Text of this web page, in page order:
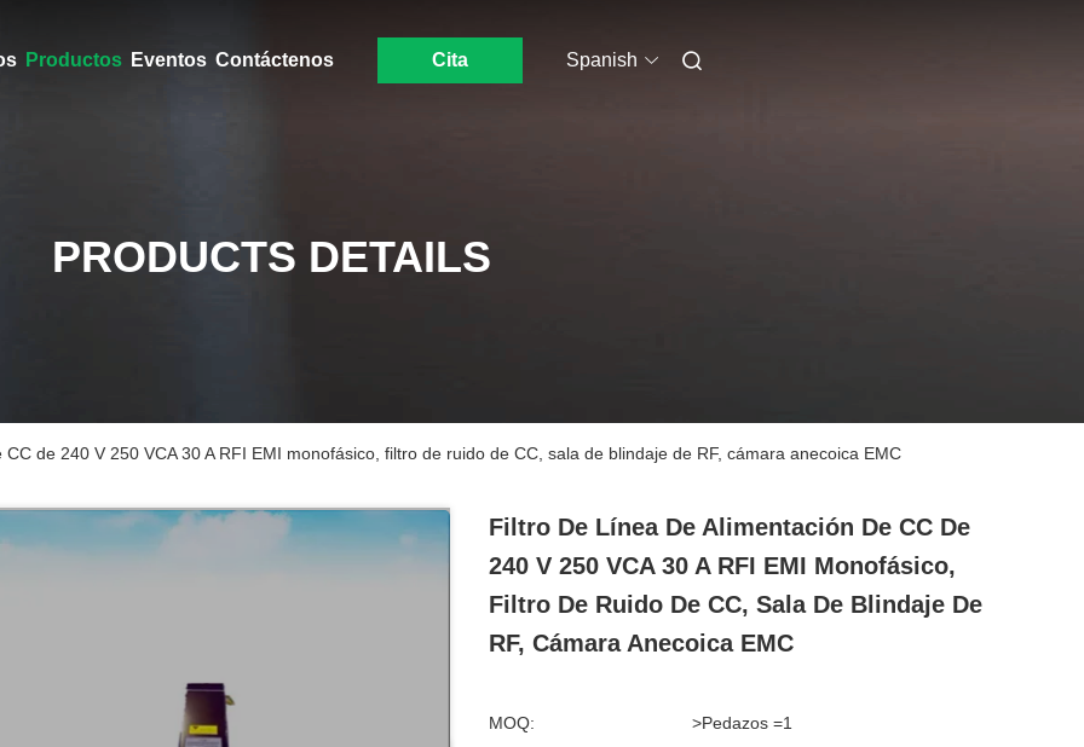
Productos Eventos Contáctenos Cita Spanish
PRODUCTS DETAILS
de 240 V 250 VCA 30 A RFI EMI monofásico, filtro de ruido de CC, sala de blindaje de RF, cámara anecoica EMC
Filtro De Línea De Alimentación De CC De
240 V 250 VCA 30 A RFI EMI Monofásico,
Filtro De Ruido De CC, Sala De Blindaje De
RF, Cámara Anecoica EMC
MOQ: >Pedazos =1